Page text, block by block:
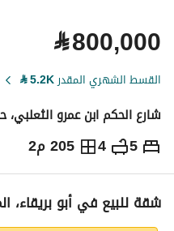
⃁800,000
القسط الشهري المقدر5.2K
⃁
شارع الحكم ابن عمرو الثعلبي،
5
4 205 م2 ⃁
800,000
التفاصيل معلومات
شقة للبيع في أبو بريقاء،